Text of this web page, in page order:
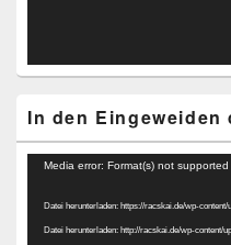
In den
Video-
Media error: Format(s) not
Datei herunterladen: https://racskai.de/wp-content/
Datei herunterladen: http://racskai.de/wp-content/